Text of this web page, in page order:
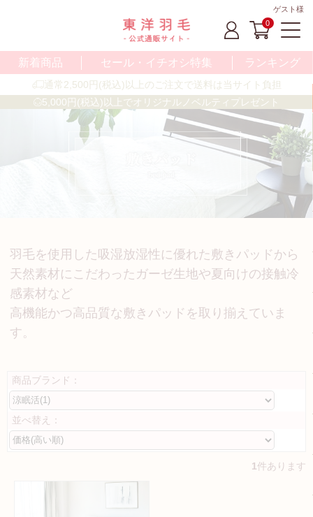
ゲスト様
0
新着商品 セール・イチオシ特集 ランキング
通常2,500円(税込)以上のご注文で送料は当サイト負担
5,000円(税込)以上でオリジナルノベルティプレゼント
羽毛を使用した吸湿放湿性に優れた敷きパッドから
天然素材にこだわったガーゼ生地や夏向けの接触冷
感素材など
高機能かつ高品質な敷きパッドを取り揃えていま
す。
商品ブランド：
並べ替え：
1件あります